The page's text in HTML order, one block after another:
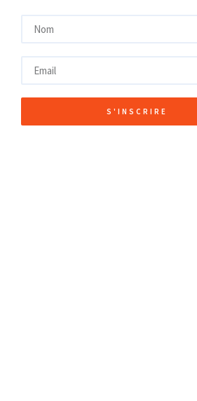
S'INSCRIRE